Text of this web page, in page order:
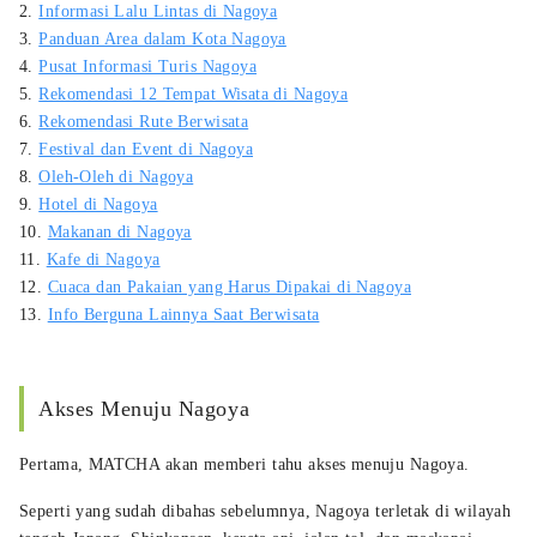
2.Informasi Lalu Lintas di Nagoya
3.Panduan Area dalam Kota Nagoya
4.Pusat Informasi Turis Nagoya
5.Rekomendasi 12 Tempat Wisata di Nagoya
6.Rekomendasi Rute Berwisata
7.Festival dan Event di Nagoya
8.Oleh-Oleh di Nagoya
9.Hotel di Nagoya
10. Makanan di Nagoya
11. Kafe di Nagoya
12. Cuaca dan Pakaian yang Harus Dipakai di Nagoya
13. Info Berguna Lainnya Saat Berwisata
Akses Menuju Nagoya
Pertama, MATCHA akan memberi tahu akses menuju Nagoya.
Seperti yang sudah dibahas sebelumnya, Nagoya terletak di wilayah